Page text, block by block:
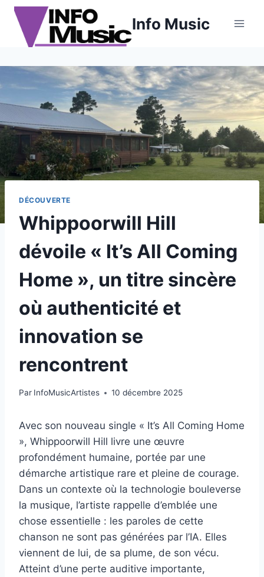
Aller
contenu
Info Music
DÉCOUVERTE
Whippoorwill Hill
dévoile « It’s All Coming
Home », un titre sincère
où authenticité et
innovation se
rencontrent
Par InfoMusicArtistes 10 décembre 2025
Avec son nouveau single « It’s All Coming Home
», Whippoorwill Hill livre une œuvre
profondément humaine, portée par une
démarche artistique rare et pleine de courage.
Dans un contexte où la technologie bouleverse
la musique, l’artiste rappelle d’emblée une
chose essentielle : les paroles de cette
chanson ne sont pas générées par l’IA. Elles
viennent de lui, de sa plume, de son vécu.
Atteint d’une perte auditive importante,